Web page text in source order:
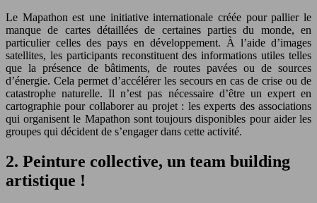
Le Mapathon est une initiative internationale créée pour pallier le
manque de cartes détaillées de certaines parties du monde, en
particulier celles des pays en développement. À l’aide d’images
satellites, les participants reconstituent des informations utiles telles
que la présence de bâtiments, de routes pavées ou de sources
d’énergie. Cela permet d’accélérer les secours en cas de crise ou de
catastrophe naturelle. Il n’est pas nécessaire d’être un expert en
cartographie pour collaborer au projet : les experts des associations
qui organisent le Mapathon sont toujours disponibles pour aider les
groupes qui décident de s’engager dans cette activité.
2. Peinture collective, un team building
artistique !